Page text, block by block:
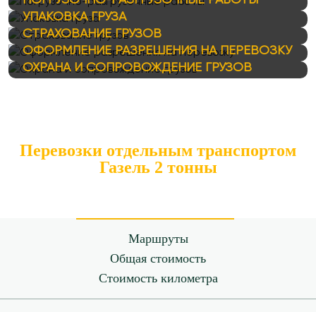
УПАКОВКА ГРУЗА
СТРАХОВАНИЕ ГРУЗОВ
ОФОРМЛЕНИЕ РАЗРЕШЕНИЯ НА ПЕРЕВОЗКУ
ОХРАНА И СОПРОВОЖДЕНИЕ ГРУЗОВ
Перевозки отдельным транспортом
Газель 2 тонны
Маршруты
Общая стоимость
Стоимость километра